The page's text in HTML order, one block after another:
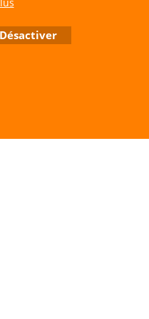
TVA: FR 144 01 633 383 Code APE: 4765Z
Désactiver